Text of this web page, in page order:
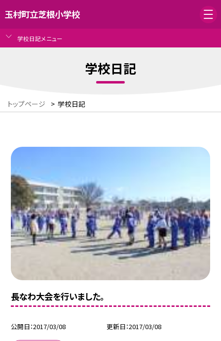
玉村町立芝根小学校
学校日記メニュー
学校日記
トップページ > 学校日記
長なわ大会を行いました。
公開日 2017/03/08 更新日 2017/03/08